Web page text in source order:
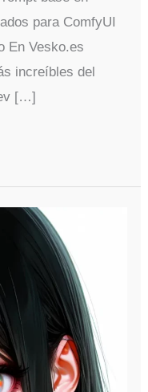
para ComfyUI
En Vesko.es
increíbles del
[…]